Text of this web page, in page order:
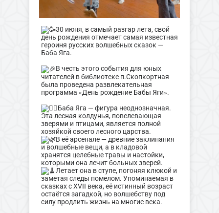
30 июня, в самый разгар лета, свой
день рождения отмечает самая известная
героиня русских волшебных сказок —
Баба Яга.
В честь этого события для юных
читателей в библиотеке п.Скопкортная
была проведена развлекательная
программа «День рождение Бабы Яги».
Баба Яга — фигура неоднозначная.
Эта лесная колдунья, повелевающая
зверями и птицами, является полной
хозяйкой своего лесного царства.
В её арсенале — древние заклинания
и волшебные вещи, а в кладовой
хранятся целебные травы и настойки,
которыми она лечит больных зверей.
Летает она в ступе, погоняя клюкой и
заметая следы помелом. Упоминаемая в
сказках с XVII века, её истинный возраст
остаётся загадкой, но волшебству под
силу продлить жизнь на многие века.